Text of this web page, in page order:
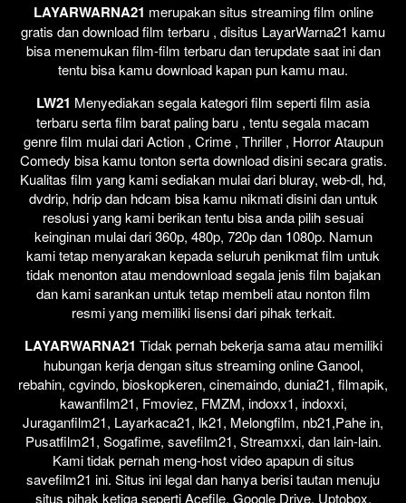
LAYARWARNA21 merupakan situs streaming film online
gratis dan download film terbaru , disitus LayarWarna21 kamu
bisa menemukan film-film terbaru dan terupdate saat ini dan
tentu bisa kamu download kapan pun kamu mau.
LW21 Menyediakan segala kategori film seperti film asia
terbaru serta film barat paling baru , tentu segala macam
genre film mulai dari Action , Crime , Thriller , Horror Ataupun
Comedy bisa kamu tonton serta download disini secara gratis.
Kualitas film yang kami sediakan mulai dari bluray, web-dl, hd,
dvdrip, hdrip dan hdcam bisa kamu nikmati disini dan untuk
resolusi yang kami berikan tentu bisa anda pilih sesuai
keinginan mulai dari 360p, 480p, 720p dan 1080p. Namun
kami tetap menyarakan kepada seluruh penikmat film untuk
tidak menonton atau mendownload segala jenis film bajakan
dan kami sarankan untuk tetap membeli atau nonton film
resmi yang memiliki lisensi dari pihak terkait.
LAYARWARNA21 Tidak pernah bekerja sama atau memiliki
hubungan kerja dengan situs streaming online Ganool,
rebahin, cgvindo, bioskopkeren, cinemaindo, dunia21, filmapik,
kawanfilm21, Fmoviez, FMZM, indoxx1, indoxxi,
Juraganfilm21, Layarkaca21, lk21, Melongfilm, nb21,Pahe in,
Pusatfilm21, Sogafime, savefilm21, Streamxxi, dan lain-lain.
Kami tidak pernah meng-host video apapun di situs
savefilm21 ini. Situs ini legal dan hanya berisi tautan menuju
situs pihak ketiga seperti Acefile, Google Drive, Uptobox,